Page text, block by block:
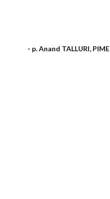
- p. Anand TALLURI, PIME